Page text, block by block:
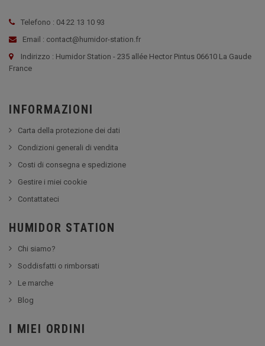
Telefono : 04 22 13 10 93
Email : contact@humidor-station.fr
Indirizzo : Humidor Station - 235 allée Hector Pintus 06610 La Gaude
France
INFORMAZIONI
Carta della protezione dei dati
Condizioni generali di vendita
Costi di consegna e spedizione
Gestire i miei cookie
Contattateci
HUMIDOR STATION
Chi siamo?
Soddisfatti o rimborsati
Le marche
Blog
I MIEI ORDINI